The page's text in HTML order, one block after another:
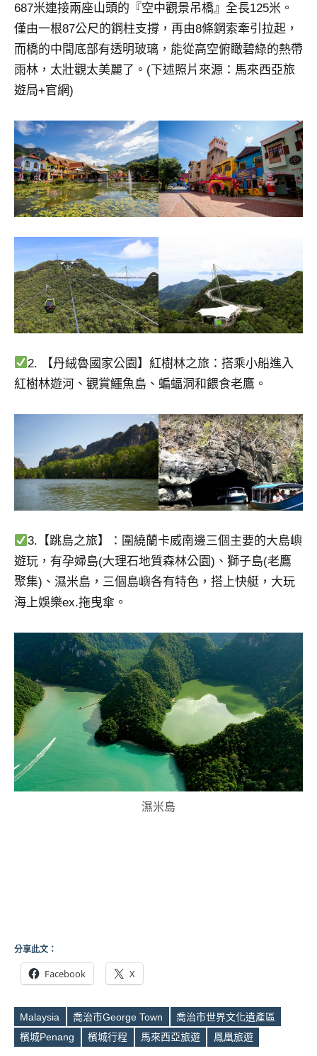
687米連接兩座山頭的『空中觀景吊橋』全長125米。
僅由一根87公尺的鋼柱支撐，再由8條鋼索牽引拉起，
而橋的中間底部有透明玻璃，能從高空俯瞰碧綠的熱帶
雨林，太壯觀太美麗了。(下述照片來源：馬來西亞旅
遊局+官網)
2. 【丹絨魯國家公園】紅樹林之旅：搭乘小船進入
紅樹林遊河、觀賞鱷魚島、蝙蝠洞和餵食老鷹。
3.【跳島之旅】：圍繞蘭卡威南邊三個主要的大島嶼
遊玩，有孕婦島(大理石地質森林公園)、獅子島(老鷹
聚集)、濕米島，三個島嶼各有特色，搭上快艇，大玩
海上娛樂ex.拖曳傘。
濕米島
分享此文：
Facebook X
Tags
Malaysia 喬治市George Town
喬治市世界文化遺產區
檳城Penang
檳城行程 馬來西亞旅遊 鳳凰旅遊